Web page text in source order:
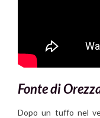
Fonte di
Dopo un tuffo nel